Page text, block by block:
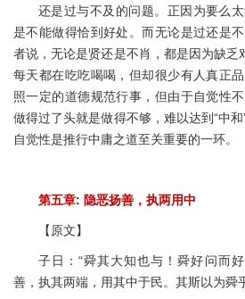
还是过与不及的问题。正因为要么
是不能做得恰到好处。而无论是过还是
者说，无论是贤还是不肖，都是因为缺乏
每天都在吃吃喝喝，但却很少有人真正
照一定的道德规范行事，但由于自觉性
做得过了头就是做得不够，难以达到“中
自觉性是推行中庸之道至关重要的一环。
第五章: 隐恶扬善，执两用中
【原文】
子日：“舜其大知也与！舜好问而
善，执其两端，用其中于民。其斯以为舜